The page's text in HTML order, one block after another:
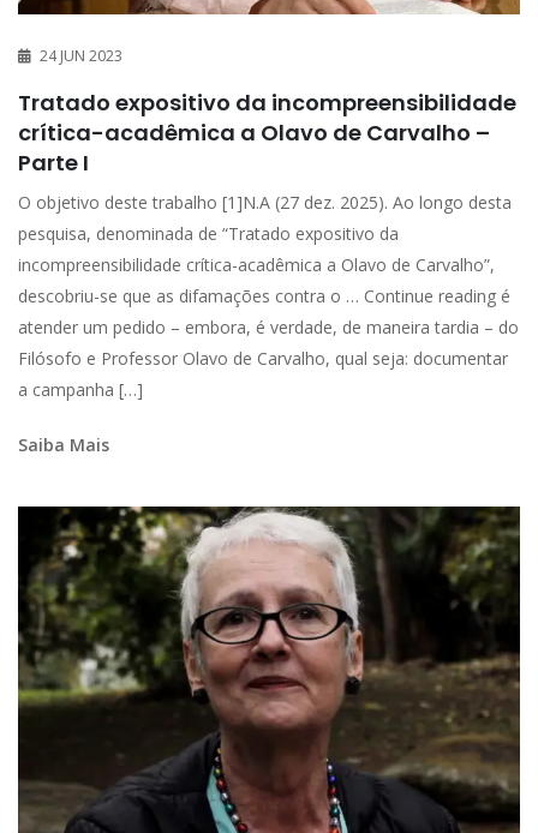
24 JUN 2023
Tratado expositivo da incompreensibilidade
crítica-acadêmica a Olavo de Carvalho –
Parte I
O objetivo deste trabalho [1]N.A (27 dez. 2025). Ao longo desta
pesquisa, denominada de “Tratado expositivo da
incompreensibilidade crítica-acadêmica a Olavo de Carvalho”,
descobriu-se que as difamações contra o … Continue reading é
atender um pedido – embora, é verdade, de maneira tardia – do
Filósofo e Professor Olavo de Carvalho, qual seja: documentar
a campanha […]
Saiba Mais